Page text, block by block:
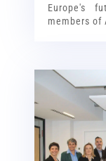
Europe's
members of